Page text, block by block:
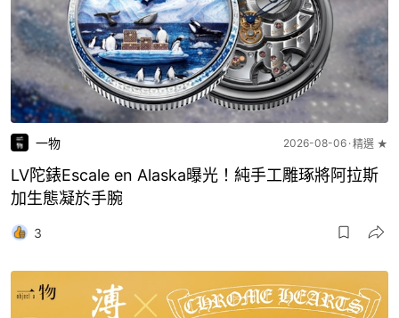
一物 2026-08-06 精選 ★
LV陀錶Escale en Alaska曝光！純手工雕琢將阿拉斯
加生態凝於手腕
3